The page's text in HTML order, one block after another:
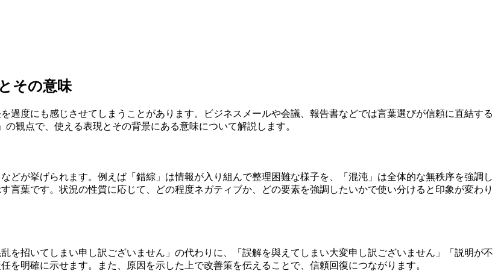
その意味
過度にも感じさせてしまうことがあります。ビジネスメールや会議、報告書などでは言葉選びが信頼に直結する
観点で、使える表現とその背景にある意味について解説します。
どが挙げられます。例えば「錯綜」は情報が入り組んで整理困難な様子を、「混沌」は全体的な無秩序を強調し
言葉です。状況の性質に応じて、どの程度ネガティブか、どの要素を強調したいかで使い分けると印象が変わり
を招いてしまい申し訳ございません」の代わりに、「誤解を與えてしまい大変申し訳ございません」「説明が不
明確に示せます。また、原因を示した上で改善策を伝えることで、信頼回復につながります。